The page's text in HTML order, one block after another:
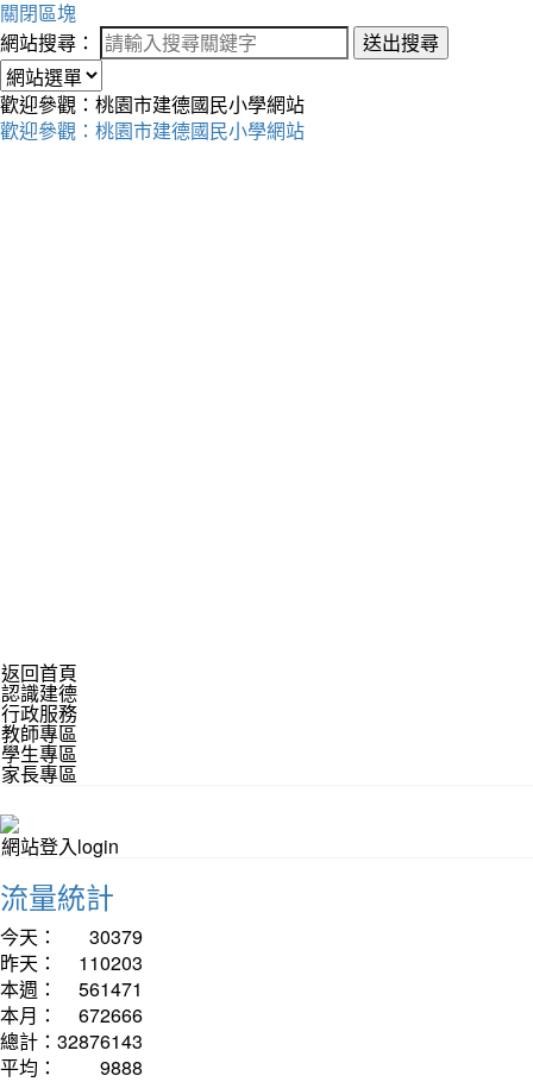
關閉區塊
網站搜尋：
送出搜尋
歡迎參觀：桃園市建德國民小學網站
歡迎參觀：桃園市建德國民小學網站
返回首頁
認識建德
行政服務
教師專區
學生專區
家長專區
網站登入login
流量統計
今天：
30379
昨天：
110203
本週：
561471
本月：
672666
總計： 32876143
平均：
9888